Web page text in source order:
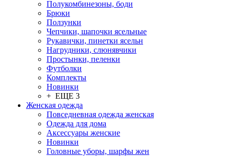
Полукомбинезоны, боди
Брюки
Ползунки
Чепчики, шапочки ясельные
Рукавички, пинетки ясельн
Нагрудники, слюнявчики
Простынки, пеленки
Футболки
Комплекты
Новинки
+ ЕЩЕ 3
Женская одежда
Повседневная одежда женская
Одежда для дома
Аксессуары женские
Новинки
Головные уборы, шарфы жен